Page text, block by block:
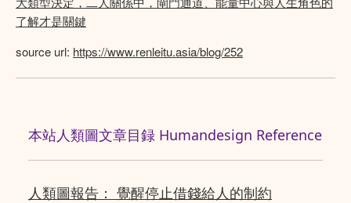
了解才是關鍵
source url: https://www.renleitu.asia/blog/252
本站人類圖文章目録 Humandesign Reference
人類圖報告： 覺醒停止借錢給人的制約